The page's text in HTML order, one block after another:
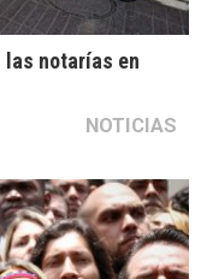
notarías en
NOTICIAS